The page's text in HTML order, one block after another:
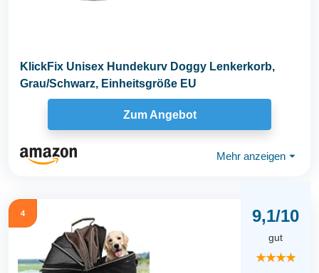
KlickFix Unisex Hundekurv Doggy Lenkerkorb,
Grau/Schwarz, Einheitsgröße EU
Zum Angebot
Mehr anzeigen ⏷
4 9,1/10
gut
★★★★